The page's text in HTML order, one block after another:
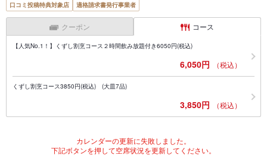
口コミ投稿特典対象店 適格請求書発行事業者
クーポン コース
【人気No.1！】くずし割烹コース２時間飲み放題付き6050円(税込)
6,050円 （税込）
くずし割烹コース3850円(税込) (大皿7品)
3,850円 （税込）
カレンダーの更新に失敗しました。
下記ボタンを押して空席状況を更新してください。